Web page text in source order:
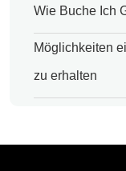
Wie Buche Ich
Möglichkeiten
zu erhalten